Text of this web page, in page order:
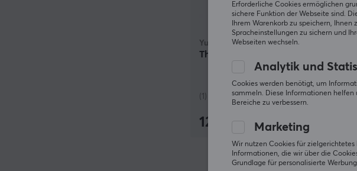
Yu-Gi-Oh!
The Rivals Booster Box (Japanese)
(1)
129.90 €
Erforderliche Cookies ermöglichen
sichere Funktion der Webseite sind.
Ihrem Warenkorb zu speichern,
Spracheinstellungen zu sichern und
Webseiten wechseln.
Analytik und
Cookies werden benötigt, um
sammeln. Diese Informationen helfen
Bereiche zu verbessern.
Marketing
Wir nutzen Cookies für
Informationen, die wir über die
Grundlage für personalisierte